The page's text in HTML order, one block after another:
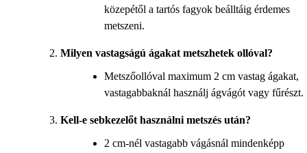
közepétől a tartós fagyok beálltáig érdemes
metszeni.
Milyen vastagságú ágakat metszhetek ollóval?
Metszőollóval maximum 2 cm vastag ágakat,
vastagabbaknál használj ágvágót vagy fűrészt.
Kell-e sebkezelőt használni metszés után?
2 cm-nél vastagabb vágásnál mindenképp